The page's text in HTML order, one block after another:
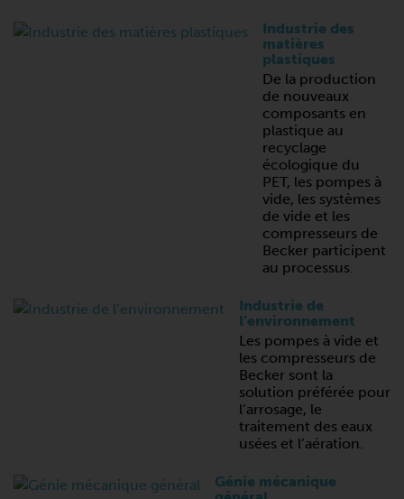
Industrie des
matières
plastiques
De la production
de nouveaux
composants en
plastique au
recyclage
écologique du
PET, les pompes à
vide, les systèmes
de vide et les
compresseurs de
Becker participent
au processus.
Industrie de
l’environnement
Les pompes à vide et
les compresseurs de
Becker sont la
solution préférée pour
l’arrosage, le
traitement des eaux
usées et l’aération.
Génie mécanique